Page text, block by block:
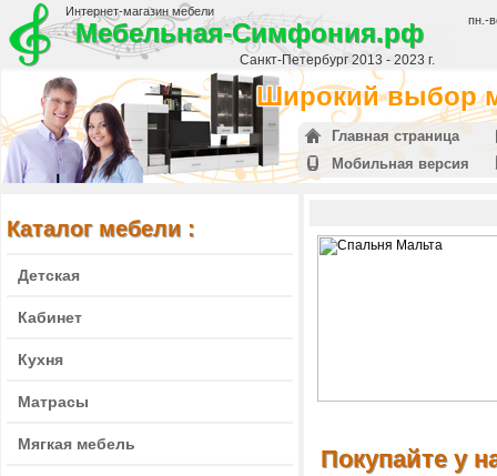
Интернет-магазин мебели
Мебельная-Симфония.рф
Санкт-Петербург 2013 - 2023 г.
пн.-
Широкий выбор
Главная страница
Мобильная версия
Каталог мебели :
Детская
Кабинет
Кухня
Матрасы
Мягкая мебель
Покупайте у